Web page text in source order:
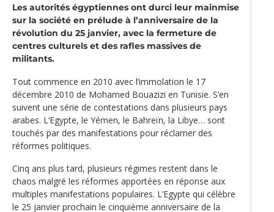
Les autorités égyptiennes ont durci leur mainmise
sur la société en prélude à l’anniversaire de la
révolution du 25 janvier, avec la fermeture de
centres culturels et des rafles massives de
militants.
Tout commence en 2010 avec l’immolation le 17
décembre 2010 de Mohamed Bouazizi en Tunisie. S’en
suivent une série de contestations dans plusieurs pays
arabes. L’Egypte, le Yémen, le Bahreïn, la Libye… sont
touchés par des manifestations pour réclamer des
réformes politiques.
Cinq ans plus tard, plusieurs régimes restent dans le
chaos malgré les réformes apportées en réponse aux
multiples manifestations populaires. L’Egypte qui célèbre
le 25 janvier prochain le cinquième anniversaire de la